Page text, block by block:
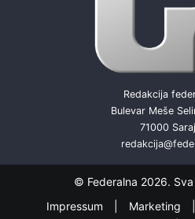
Redakcija
Bulevar Meše
71000
© Federalna 2026.
Impressum
Marketing